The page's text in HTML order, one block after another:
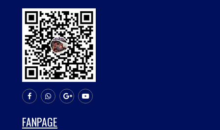
FANPAGE